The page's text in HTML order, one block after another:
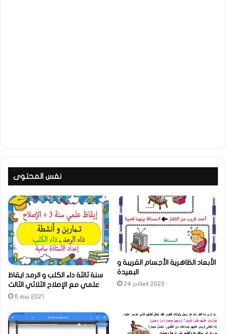
نفس المحتوى
سنة ثالثة داء الكلب و الرمد ايقاظ
علمي مع الإصلاح الثلاثي الثالث
6 mai 2021
الأبعاد الظاهرية الأجسام القريبة و
البعيدة
24 juillet 2023